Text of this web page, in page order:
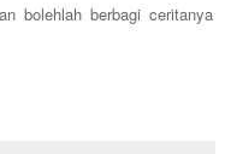
bolehlah berbagi ceritanya